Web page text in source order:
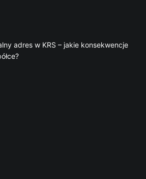
adres w KRS – jakie konsekwencje